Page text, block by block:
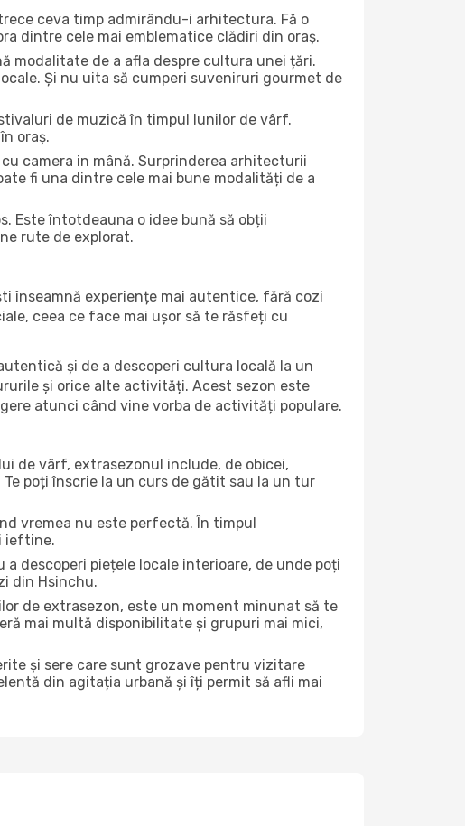
ceva timp admirându-i arhitectura. Fă o
dintre cele mai emblematice clădiri din oraș.
modalitate de a afla despre cultura unei țări.
Și nu uita să cumperi suveniruri gourmet de
de muzică în timpul lunilor de vârf.
oraș.
camera in mână. Surprinderea arhitecturii
fi una dintre cele mai bune modalități de a
Este întotdeauna o idee bună să obții
rute de explorat.
înseamnă experiențe mai autentice, fără cozi
ceea ce face mai ușor să te răsfeți cu
și de a descoperi cultura locală la un
și orice alte activități. Acest sezon este
atunci când vine vorba de activități populare.
de vârf, extrasezonul include, de obicei,
poți înscrie la un curs de gătit sau la un tur
vremea nu este perfectă. În timpul
ieftine.
descoperi piețele locale interioare, de unde poți
din Hsinchu.
de extrasezon, este un moment minunat să te
mai multă disponibilitate și grupuri mai mici,
și sere care sunt grozave pentru vizitare
din agitația urbană și îți permit să afli mai